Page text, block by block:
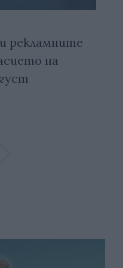
рекламните
на